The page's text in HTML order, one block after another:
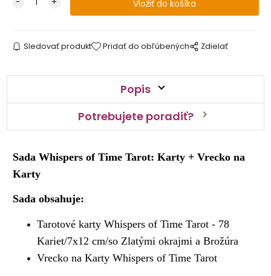
Sledovať produkt Pridať do obľúbených Zdielať
Popis
Potrebujete poradiť?
Sada Whispers of Time Tarot: Karty + Vrecko na
Karty
Sada obsahuje:
Tarotové karty Whispers of Time Tarot - 78
Kariet/7x12 cm/so Zlatými okrajmi a Brožúra
Vrecko na Karty Whispers of Time Tarot